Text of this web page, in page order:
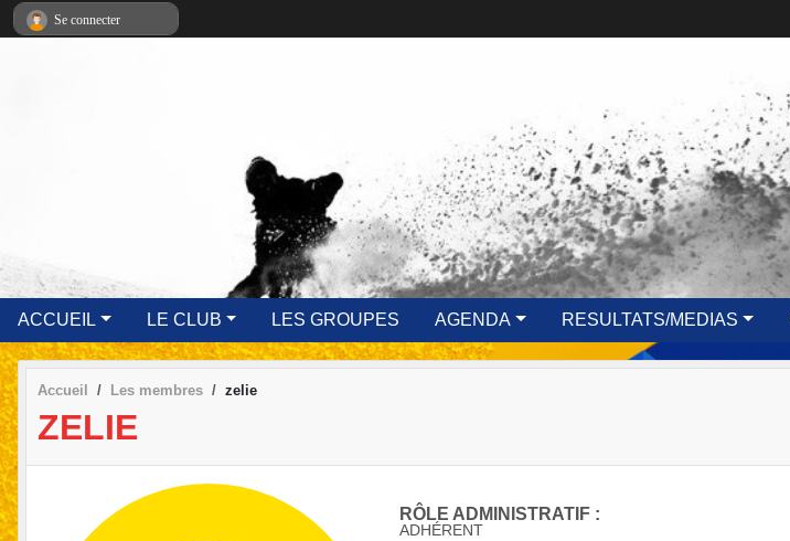
ACCUEIL LE CLUB LES GROUPES AGENDA RESULTATS/MEDIAS
Accueil Les membres zelie
ZELIE
RÔLE ADMINISTRATIF :
ADHÉRENT
Se connecter
Panneau de gestion des cookies